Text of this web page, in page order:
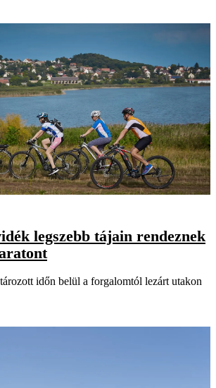
legszebb tájain rendeznek
időn belül a forgalomtól lezárt utakon